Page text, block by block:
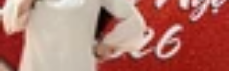
Bảng thông số kỹ thuật bị rò rỉ của
dòng Xiaomi 15 tiết lộ một số nâng
cấp tuyệt vời